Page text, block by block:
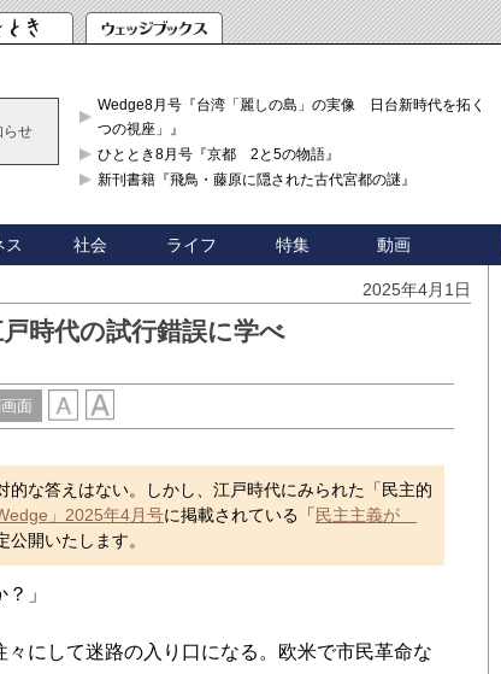
らせ
Wedge8月号『台湾「麗しの島」の実像 日台新時代を拓く「3
つの視座」』
ひととき8月号『京都 2と5の物語』
新刊書籍『飛鳥・藤原に隠された古代宮都の謎』
ス 社会 ライフ 特集 動画
2025年4月1日
時代の試行錯誤に学べ
面
的な答えはない。しかし、江戸時代にみられた「民主的
」2025年4月号に掲載されている「 民主主義が
公開いたします。
」
にして迷路の入り口になる。欧米で市民革命な